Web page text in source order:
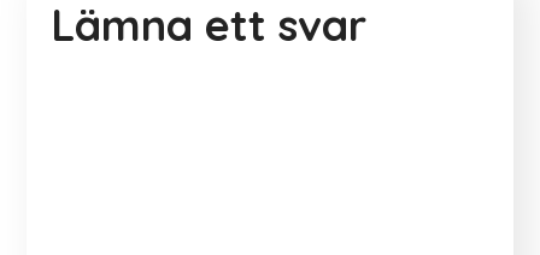
Lämna ett svar